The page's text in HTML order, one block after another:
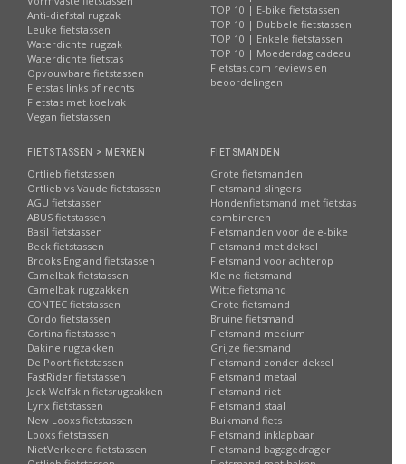
Anti-diefstal rugzak
Leuke fietstassen
Waterdichte rugzak
Waterdichte fietstas
Opvouwbare fietstassen
Fietstas links of rechts
Fietstas met koelvak
Vegan fietstassen
TOP 10 | E-bike fietstassen
TOP 10 | Dubbele fietstassen
TOP 10 | Enkele fietstassen
TOP 10 | Moederdag cadeau
Fietstas.com reviews en
beoordelingen
FIETSTASSEN > MERKEN
Ortlieb fietstassen
Ortlieb vs Vaude fietstassen
AGU fietstassen
ABUS fietstassen
Basil fietstassen
Beck fietstassen
Brooks England fietstassen
Camelbak fietstassen
Camelbak rugzakken
CONTEC fietstassen
Cordo fietstassen
Cortina fietstassen
Dakine rugzakken
De Poort fietstassen
FastRider fietstassen
Jack Wolfskin fietsrugzakken
Lynx fietstassen
New Looxs fietstassen
Looxs fietstassen
NietVerkeerd fietstassen
FIETSMANDEN
Grote fietsmanden
Fietsmand slingers
Hondenfietsmand met fietstas
combineren
Fietsmanden voor de e-bike
Fietsmand met deksel
Fietsmand voor achterop
Kleine fietsmand
Witte fietsmand
Grote fietsmand
Bruine fietsmand
Fietsmand medium
Grijze fietsmand
Fietsmand zonder deksel
Fietsmand metaal
Fietsmand riet
Fietsmand staal
Buikmand fiets
Fietsmand inklapbaar
Fietsmand bagagedrager